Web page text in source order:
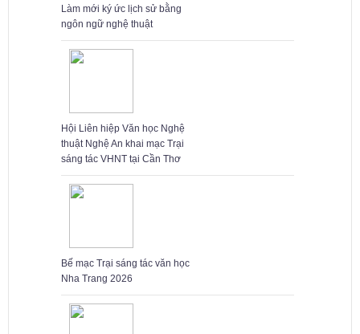
Làm mới ký ức lịch sử bằng
ngôn ngữ nghệ thuật
Hội Liên hiệp Văn học Nghệ
thuật Nghệ An khai mạc Trại
sáng tác VHNT tại Cần Thơ
Bế mạc Trại sáng tác văn học
Nha Trang 2026